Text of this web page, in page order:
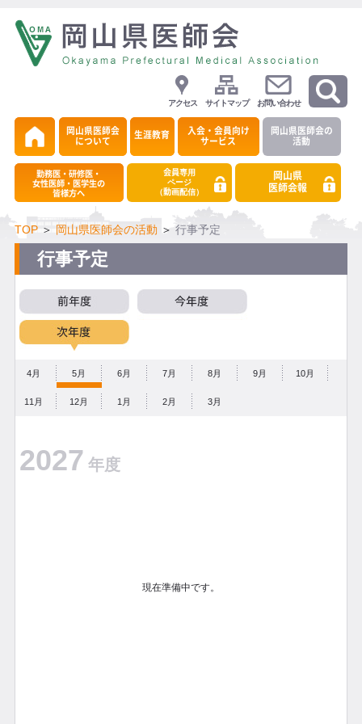
アクセス サイトマップ お問い合わせ
岡山県医師会
について
生涯教育
入会・会員向け
サービス
岡山県医師会の
活動
勤務医・研修医・
女性医師・医学生の
皆様方へ
会員専用
ページ
（動画配信）
岡山県
医師会報
TOP＞ 岡山県医師会の活動 ＞ 行事予定
行事予定
4月 5月 6月 7月 8月 9月 10月
11月 12月 1月 2月 3月
2027 年度
現在準備中です。